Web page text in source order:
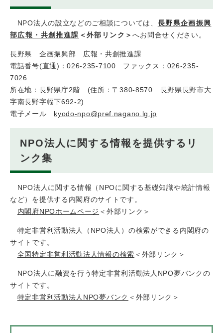
NPO法人の設立などのご相談については、 長野県企画振興
部広報・共創推進課 ＜外部リンク＞へお問合せください。
長野県 企画振興部 広報・共創推進課
電話番号(直通)：026-235-7100 ファックス：026-235-
7026
所在地：長野県庁2階 (住所：〒380-8570 長野県長野市大
字南長野字幅下692-2)
電子メール kyodo-npo@pref.nagano.lg.jp
NPO法人に関する情報を提供するリ
ンク集
NPO法人に関する情報（NPOに関する基礎知識や統計情報
など）を提供する内閣府のサイトです。
内閣府NPOホームページ ＜外部リンク＞
特定非営利活動法人（NPO法人）の検索ができる内閣府の
サイトです。
全国特定非営利活動法人情報の検索 ＜外部リンク＞
NPO法人に融資を行う特定非営利活動法人NPO夢バンクの
サイトです。
特定非営利活動法人NPO夢バンク ＜外部リンク＞